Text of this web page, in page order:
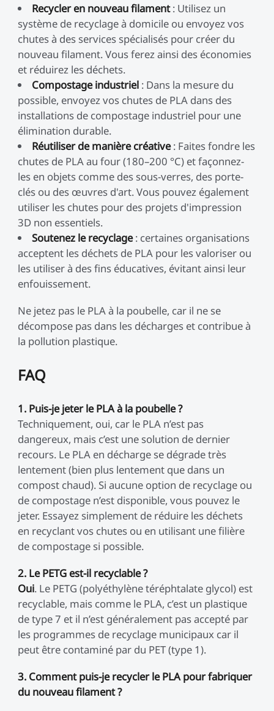
Recycler en nouveau filament: Utilisez un
système de recyclage à domicile ou envoyez vos
chutes à des services spécialisés pour créer du
nouveau filament. Vous ferez ainsi des économies
et réduirez les déchets.
Compostage industriel : Dans la mesure du
possible, envoyez vos chutes de PLA dans des
installations de compostage industriel pour une
élimination durable.
Réutiliser de manière créative: Faites fondre les
chutes de PLA au four (180–200 °C) et façonnez-
les en objets comme des sous-verres, des porte-
clés ou des œuvres d'art. Vous pouvez également
utiliser les chutes pour des projets d'impression
3D non essentiels.
Soutenez le recyclage: certaines organisations
acceptent les déchets de PLA pour les valoriser ou
les utiliser à des fins éducatives, évitant ainsi leur
enfouissement.
Ne jetez pas le PLA à la poubelle, car il ne se
décompose pas dans les décharges et contribue à
la pollution plastique.
FAQ
1. Puis-je jeter le PLA à la poubelle ?
Techniquement, oui, car le PLA n’est pas
dangereux, mais c’est une solution de dernier
recours. Le PLA en décharge se dégrade très
lentement (bien plus lentement que dans un
compost chaud). Si aucune option de recyclage ou
de compostage n’est disponible, vous pouvez le
jeter. Essayez simplement de réduire les déchets
en recyclant vos chutes ou en utilisant une filière
de compostage si possible.
2. Le PETG est-il recyclable ?
Oui. Le PETG (polyéthylène téréphtalate glycol) est
recyclable, mais comme le PLA, c’est un plastique
de type 7 et il n’est généralement pas accepté par
les programmes de recyclage municipaux car il
peut être contaminé par du PET (type 1).
3. Comment puis-je recycler le PLA pour fabriquer
du nouveau filament ?